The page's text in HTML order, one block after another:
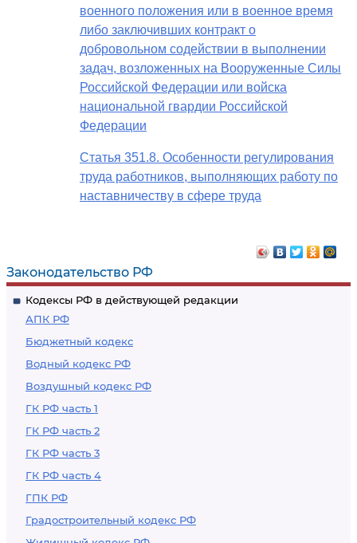
Законодательство РФ
Кодексы РФ в действующей редакции
АПК РФ
Бюджетный кодекс
Водный кодекс РФ
Воздушный кодекс РФ
ГК РФ часть 1
ГК РФ часть 2
ГК РФ часть 3
ГК РФ часть 4
ГПК РФ
Градостроительный кодекс РФ
военного положения или в военное время
либо заключивших контракт о
добровольном содействии в выполнении
задач, возложенных на Вооруженные Силы
Российской Федерации или войска
национальной гвардии Российской
Федерации
Статья 351.8. Особенности регулирования
труда работников, выполняющих работу по
наставничеству в сфере труда